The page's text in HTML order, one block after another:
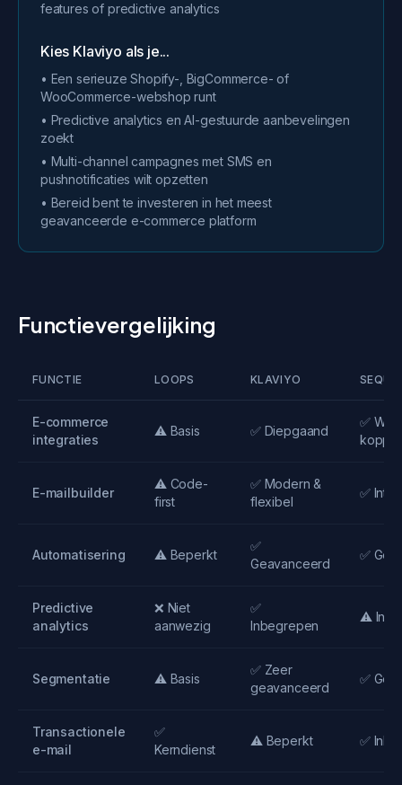
features of predictive analytics
Kies Klaviyo als je...
• Een serieuze Shopify-, BigCommerce- of
WooCommerce-webshop runt
• Predictive analytics en AI-gestuurde aanbevelingen
zoekt
• Multi-channel campagnes met SMS en
pushnotificaties wilt opzetten
• Bereid bent te investeren in het meest
geavanceerde e-commerce platform
Functievergelijking
FUNCTIE LOOPS KLAVIYO
E-commerce
integraties
⚠️ Basis ✅ Diepgaand
✅
E-mailbuilder
⚠️ Code-
first
✅ Modern &
flexibel
✅
Automatisering ⚠️ Beperkt
✅
Geavanceerd
✅
Predictive
analytics
❌ Niet
aanwezig
✅
Inbegrepen
⚠️ In
Segmentatie ⚠️ Basis
✅ Zeer
geavanceerd
✅
Transactionele
e-mail
✅
Kerndienst
⚠️ Beperkt ✅